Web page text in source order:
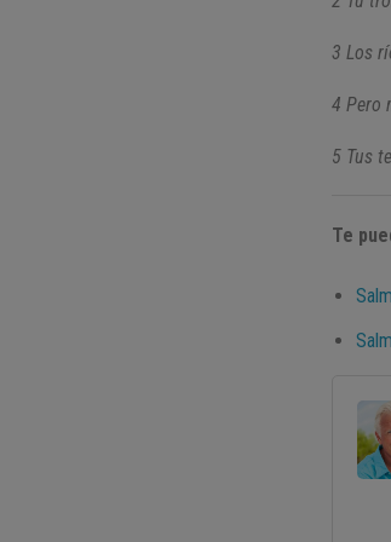
3 Los
4 Pero
5 Tus
Te